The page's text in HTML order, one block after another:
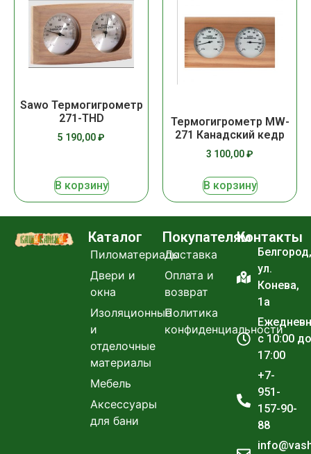
Sawo Термогигрометр
271-THD
5 190,00₽
В корзину
Термогигрометр MW-
271 Канадский кедр
3 100,00₽
В корзину
Каталог
Пиломатериалы
Двери и
окна
Изоляционные
и
отделочные
материалы
Мебель
Аксессуары
для бани
Покупателям
Доставка
Оплата и
возврат
Политика
конфиденциальности
Контакты
Белгород,
ул.
Конева,
1а
с 10:00 до
17:00
+7-
951-
157-90-
88